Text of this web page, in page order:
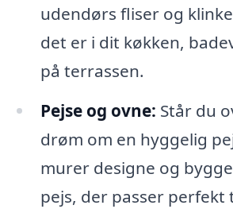
udendørs fliser og
det er i dit køkken,
på terrassen.
Pejse og ovne: Står du
drøm om en hyggelig
murer designe og
pejs, der passer perfekt